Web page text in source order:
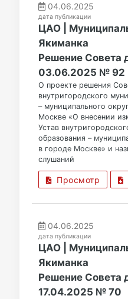
04.06.2025
дата публикации
ЦАО |
Якиманка
Решение Совета
03.06.2025 № 92
О проекте решения
внутригородского
– муниципального
Москве «О внесении
Устав
образования –
в городе Москве» и
слушаний
Просмотр
04.06.2025
дата публикации
ЦАО |
Якиманка
Решение Совета
17.04.2025 № 70